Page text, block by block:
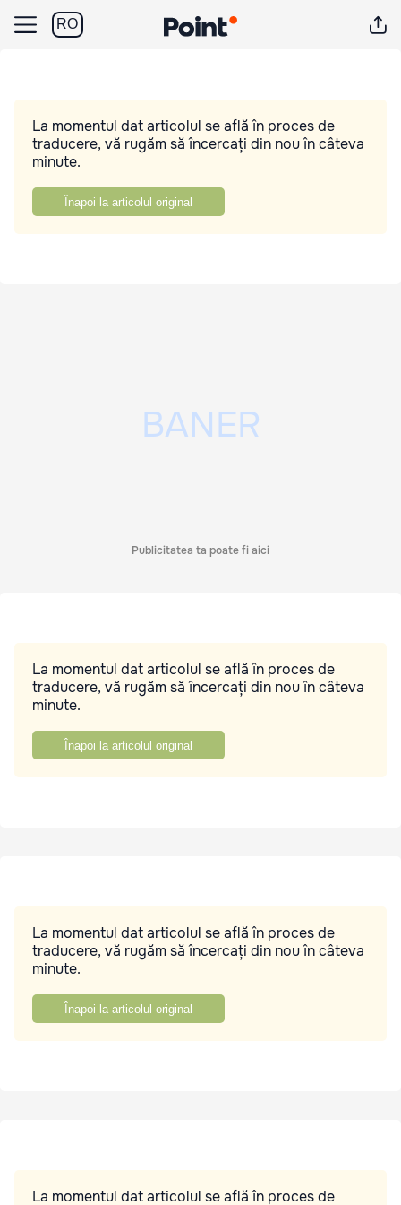
RO
La momentul dat articolul se află în proces de
traducere, vă rugăm să încercați din nou în câteva
minute.
Înapoi la articolul original
Publicitatea ta poate fi aici
La momentul dat articolul se află în proces de
traducere, vă rugăm să încercați din nou în câteva
minute.
Înapoi la articolul original
La momentul dat articolul se află în proces de
traducere, vă rugăm să încercați din nou în câteva
minute.
Înapoi la articolul original
La momentul dat articolul se află în proces de